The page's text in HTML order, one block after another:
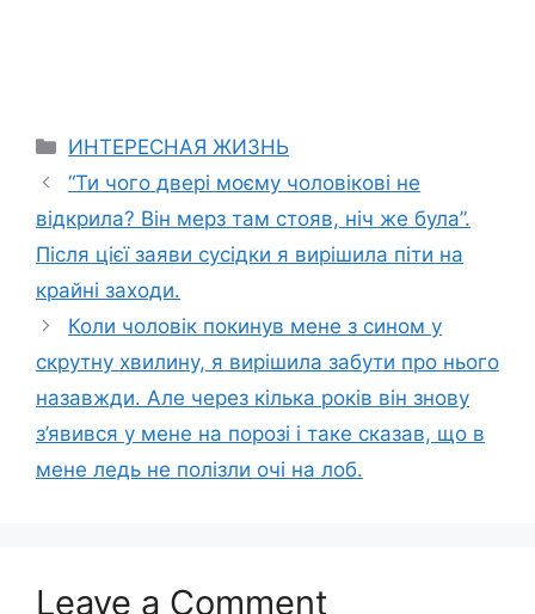
Categories
ИНТЕРЕСНАЯ ЖИЗНЬ
“Ти чого двері моєму чоловікові не
відкрила? Він мерз там стояв, ніч же була”.
Після цієї заяви сусідки я вирішила піти на
крайні заходи.
Коли чоловік покинув мене з сином у
скрутну хвилину, я вирішила забути про нього
назавжди. Але через кілька років він знову
з’явився у мене на порозі і таке сказав, що в
мене ледь не полізли очі на лоб.
Leave a Comment